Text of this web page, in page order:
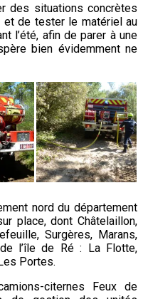
des situations concrètes
et de tester le matériel au
l’été, afin de parer à une
bien évidemment ne
nord du département
place, dont Châtelaillon,
Surgères, Marans,
l’île de Ré : La Flotte,
Portes.
citernes Feux de